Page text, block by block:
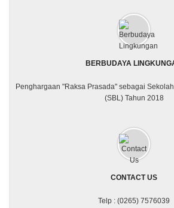
BERBUDAYA
Penghargaan "Raksa Prasada" sebagai
(SBL) Tahun 2018
CONTACT US
Telp : (0265) 7576039